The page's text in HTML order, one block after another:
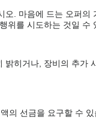
. 마음에 드는 오퍼의
위를 시도하는 것일 수
히거나, 장비의 추가
의 선금을 요구할 수